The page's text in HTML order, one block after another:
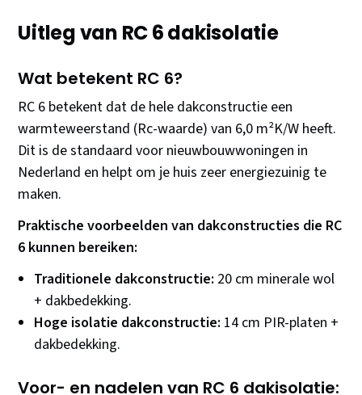
Uitleg van RC 6 dakisolatie
Wat betekent RC 6?
RC 6 betekent dat de hele dakconstructie een
warmteweerstand (Rc-waarde) van 6,0 m²K/W heeft.
Dit is de standaard voor nieuwbouwwoningen in
Nederland en helpt om je huis zeer energiezuinig te
maken.
Praktische voorbeelden van dakconstructies die RC
6 kunnen bereiken:
Traditionele dakconstructie: 20 cm minerale wol
+ dakbedekking.
Hoge isolatie dakconstructie: 14 cm PIR-platen +
dakbedekking.
Voor- en nadelen van RC 6 dakisolatie: